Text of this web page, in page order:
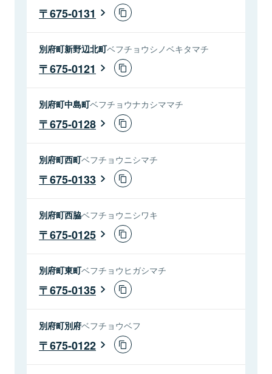
675-0131
別府町新野辺北町ベフチョウシノベキタマチ
675-0121
別府町中島町ベフチョウナカシママチ
675-0128
別府町西町ベフチョウニシマチ
675-0133
別府町西脇ベフチョウニシワキ
675-0125
別府町東町ベフチョウヒガシマチ
675-0135
別府町別府ベフチョウベフ
675-0122